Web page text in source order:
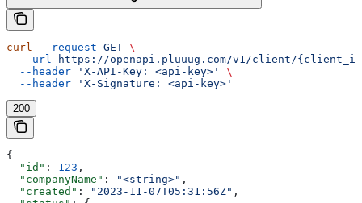
curl --request GET \
  --url
https://openapi.pluuug.com/v1/client/
  --header
'X-API-Key: <api-key>'
\
  --header
'X-Signature: <api-key>'
200
{
  "id"
: 123 ,
  "companyName"
: "<string>" ,
  "created"
: "2023-11-07T05:31:56Z" ,